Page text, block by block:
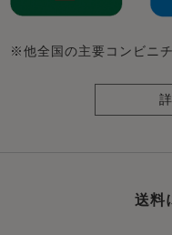
※他全国の主要コンビニ
送料